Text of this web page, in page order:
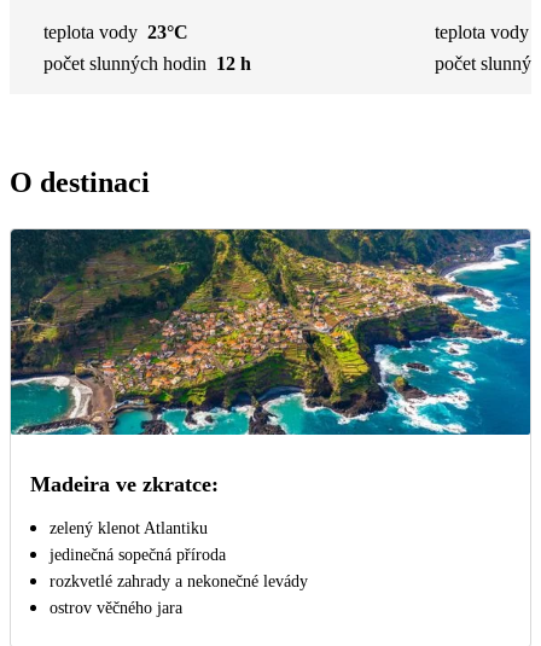
teplota vody 23°C
počet slunných hodin 12 h
teplota vody
počet
O destinaci
Madeira ve zkratce:
zelený klenot Atlantiku
jedinečná sopečná příroda
rozkvetlé zahrady a nekonečné levády
ostrov věčného jara